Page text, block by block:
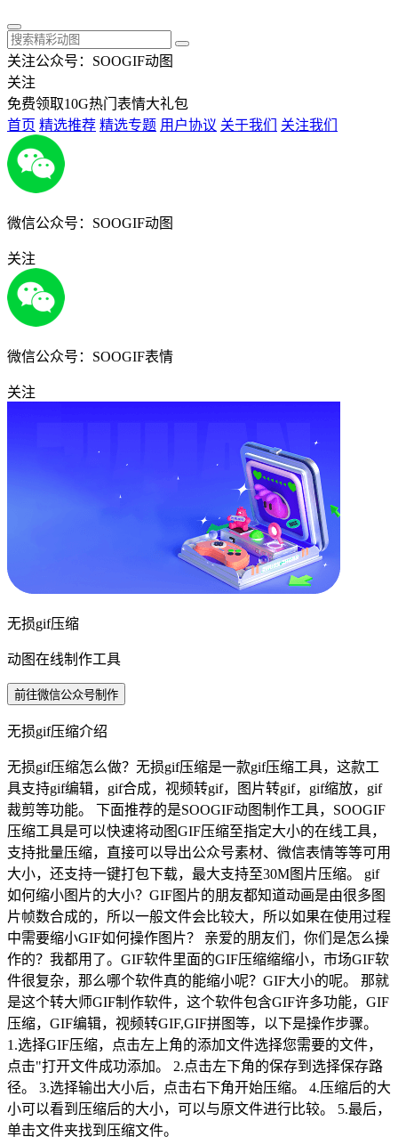
关注公众号：SOOGIF动图
关注
免费领取10G热门表情大礼包
首页 精选推荐 精选专题 用户协议 关于我们 关注我们
微信公众号：SOOGIF动图
关注
微信公众号：SOOGIF表情
关注
无损gif压缩
动图在线制作工具
前往微信公众号制作
无损gif压缩介绍
无损gif压缩怎么做？无损gif压缩是一款gif压缩工具，这款工
具支持gif编辑，gif合成，视频转gif，图片转gif，gif缩放，gif
裁剪等功能。 下面推荐的是SOOGIF动图制作工具，SOOGIF
压缩工具是可以快速将动图GIF压缩至指定大小的在线工具，
支持批量压缩，直接可以导出公众号素材、微信表情等等可用
大小，还支持一键打包下载，最大支持至30M图片压缩。 gif
如何缩小图片的大小？GIF图片的朋友都知道动画是由很多图
片帧数合成的，所以一般文件会比较大，所以如果在使用过程
中需要缩小GIF如何操作图片？ 亲爱的朋友们，你们是怎么操
作的？我都用了。GIF软件里面的GIF压缩缩缩小，市场GIF软
件很复杂，那么哪个软件真的能缩小呢？GIF大小的呢。 那就
是这个转大师GIF制作软件，这个软件包含GIF许多功能，GIF
压缩，GIF编辑，视频转GIF,GIF拼图等，以下是操作步骤。
1.选择GIF压缩，点击左上角的添加文件选择您需要的文件，
点击"打开文件成功添加。 2.点击左下角的保存到选择保存路
径。 3.选择输出大小后，点击右下角开始压缩。 4.压缩后的大
小可以看到压缩后的大小，可以与原文件进行比较。 5.最后，
单击文件夹找到压缩文件。